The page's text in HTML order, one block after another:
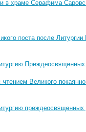
в храме Серафима
поста после
Великого
преждеосвященных